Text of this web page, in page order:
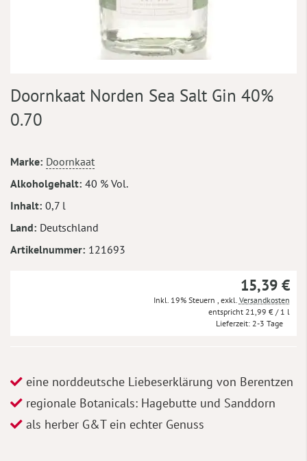
Anfang
der
Bildergalerie
Doornkaat Norden Sea Salt Gin 40%
0.70
Mehr
Informationen
Marke Doornkaat
Alkoholgehalt 40 % Vol.
Inhalt 0,7 l
Land Deutschland
Artikelnummer 121693
15,39 €
Inkl. 19% Steuern exkl. Versandkosten
21,99 € / 1 l
Lieferzeit 2-3 Tage
eine norddeutsche Liebeserklärung von Berentzen
regionale Botanicals: Hagebutte und Sanddorn
als herber G&T ein echter Genuss